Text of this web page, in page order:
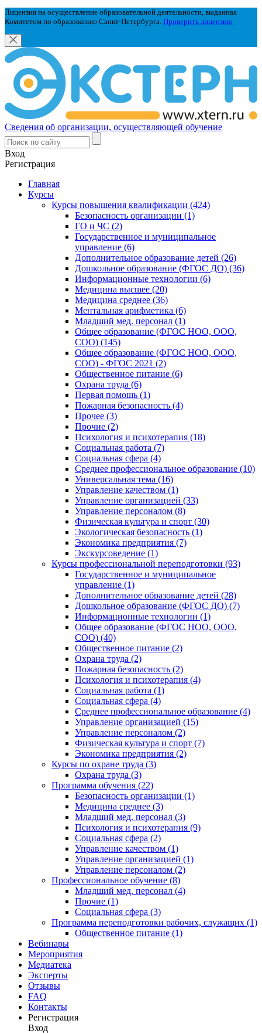
Лицензия на осуществление образовательной деятельности, выданная
Комитетом по образованию Санкт-Петербурга. Проверить лицензию
Сведения об организации, осуществляющей обучение
Вход
Регистрация
Главная
Курсы
Курсы повышения квалификации (424)
Безопасность организации (1)
ГО и ЧС (2)
Государственное и муниципальное
управление (6)
Дополнительное образование детей (26)
Дошкольное образование (ФГОС ДО) (36)
Информационные технологии (6)
Медицина высшее (20)
Медицина среднее (36)
Ментальная арифметика (6)
Младший мед. персонал (1)
Общее образование (ФГОС НОО, ООО,
СОО) (145)
Общее образование (ФГОС НОО, ООО,
СОО) - ФГОС 2021 (2)
Общественное питание (6)
Охрана труда (6)
Первая помощь (1)
Пожарная безопасность (4)
Прочее (3)
Прочие (2)
Психология и психотерапия (18)
Социальная работа (7)
Социальная сфера (4)
Среднее профессиональное образование (10)
Универсальная тема (16)
Управление качеством (1)
Управление организацией (33)
Управление персоналом (8)
Физическая культура и спорт (30)
Экологическая безопасность (1)
Экономика предприятия (7)
Экскурсоведение (1)
Курсы профессиональной переподготовки (93)
Государственное и муниципальное
управление (1)
Дополнительное образование детей (28)
Дошкольное образование (ФГОС ДО) (7)
Информационные технологии (1)
Общее образование (ФГОС НОО, ООО,
СОО) (40)
Общественное питание (2)
Охрана труда (2)
Пожарная безопасность (2)
Психология и психотерапия (4)
Социальная работа (1)
Социальная сфера (4)
Среднее профессиональное образование (4)
Управление организацией (15)
Управление персоналом (2)
Физическая культура и спорт (7)
Экономика предприятия (2)
Курсы по охране труда (3)
Охрана труда (3)
Программа обучения (22)
Безопасность организации (1)
Медицина среднее (3)
Младший мед. персонал (3)
Психология и психотерапия (9)
Социальная сфера (2)
Управление качеством (1)
Управление организацией (1)
Управление персоналом (2)
Профессиональное обучение (8)
Младший мед. персонал (4)
Прочие (1)
Социальная сфера (3)
Программа переподготовки рабочих, служащих (1)
Общественное питание (1)
Вебинары
Мероприятия
Медиатека
Эксперты
Отзывы
FAQ
Контакты
Регистрация
Вход